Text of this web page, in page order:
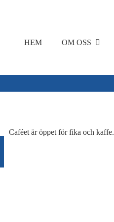
HEM OM OSS
Caféet är öppet för fika och kaffe.